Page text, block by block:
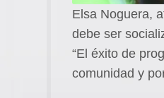
Elsa Noguera,
debe ser
“El éxito de
comunidad y